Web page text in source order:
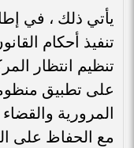
يأتي ذلك ، في
تنظيم انتظار
على تطبيق
المرورية
مع الحفاظ على